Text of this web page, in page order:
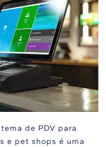
de PDV para
e pet shops é uma